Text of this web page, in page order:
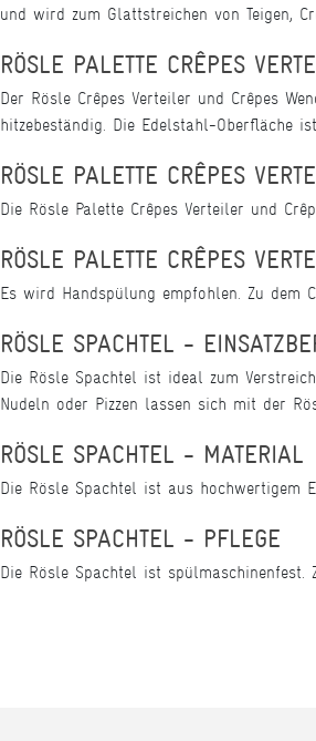
und wird zum Glattstreichen von Teigen,
RÖSLE PALETTE CRÊPES
Der Rösle Crêpes Verteiler und Crêpes
hitzebeständig. Die Edelstahl-Oberfläche
RÖSLE PALETTE CRÊPES
Die Rösle Palette Crêpes Verteiler und
RÖSLE PALETTE CRÊPES
Es wird Handspülung empfohlen. Zu dem
RÖSLE SPACHTEL -
Die Rösle Spachtel ist ideal zum
Nudeln oder Pizzen lassen sich mit der
RÖSLE SPACHTEL - MATERIAL
Die Rösle Spachtel ist aus hochwertigem
RÖSLE SPACHTEL - PFLEGE
Die Rösle Spachtel ist spülmaschinenfest.